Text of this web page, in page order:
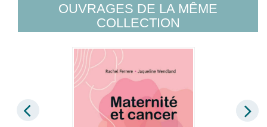
OUVRAGES DE LA MÊME
COLLECTION